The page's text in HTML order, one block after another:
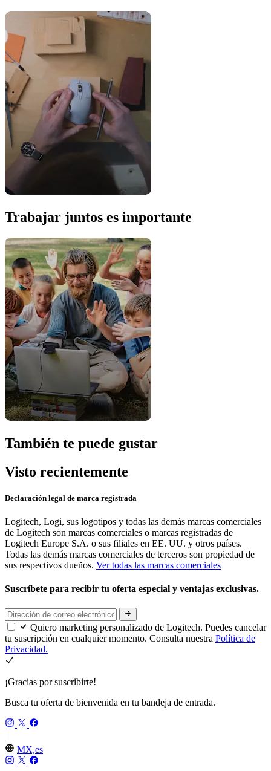
Trabajar juntos es importante
También te puede gustar
Visto recientemente
Declaración legal de marca registrada
Logitech, Logi, sus logotipos y todas las demás marcas comerciales
de Logitech son marcas comerciales o marcas registradas de
Logitech Europe S.A. o sus filiales en EE. UU. y otros países.
Todas las demás marcas comerciales de terceros son propiedad de
sus respectivos dueños. Ver todas las marcas comerciales
Suscríbete para recibir tu oferta especial y ventajas exclusivas.
Quiero marketing personalizado de Logitech. Puedes cancelar
tu suscripción en cualquier momento. Consulta nuestra Política de
Privacidad.
¡Gracias por suscribirte!
Busca tu oferta de bienvenida en tu bandeja de entrada.
MX,es